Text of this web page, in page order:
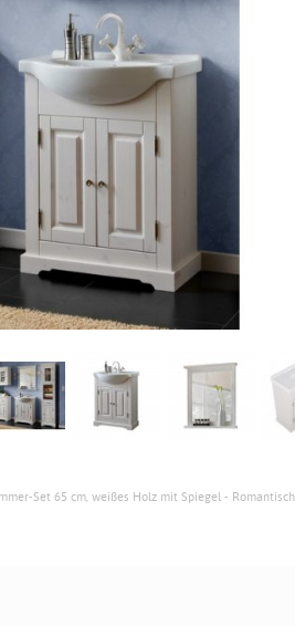
Set 65 cm, weißes Holz mit Spiegel - Romantisch